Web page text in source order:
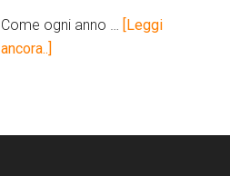
Come ogni anno … [Leggi
ancora..]